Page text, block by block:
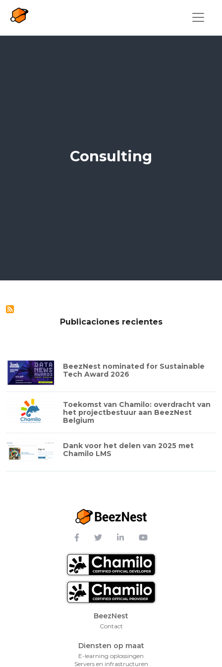
Consulting
Publicaciones recientes
BeezNest nominated for Sustainable
Tech Award 2026
Toekomst van Chamilo: overdracht van
het projectbestuur aan BeezNest
Belgium
Dank voor het delen van 2025 met
Chamilo LMS
Footer MenuBeezNest
Contact
Diensten op maat
E-learning oplossingen
Servers en infrastructuren